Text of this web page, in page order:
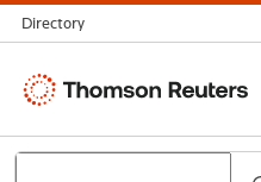
Directory
Thomson
Search